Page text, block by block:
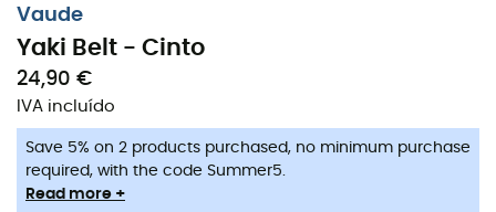
Vaude
Yaki Belt - Cinto
24,90 €
IVA incluído
Save 5% on 2 products purchased, no minimum purchase
required, with the code Summer5.
Read more +